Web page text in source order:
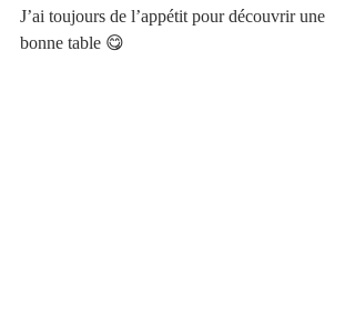
J’ai toujours de l’appétit pour découvrir une
bonne table 😋